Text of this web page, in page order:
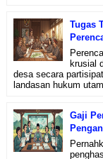
Tugas
krusial
desa secara
landasan hukum
Gaji